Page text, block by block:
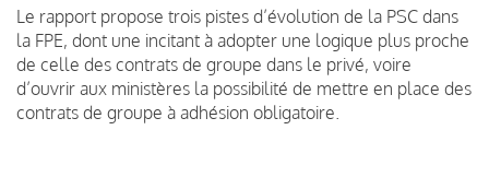
Le rapport propose trois pistes d’évolution de la PSC dans
la FPE, dont une incitant à adopter une logique plus proche
de celle des contrats de groupe dans le privé, voire
d’ouvrir aux ministères la possibilité de mettre en place des
contrats de groupe à adhésion obligatoire.